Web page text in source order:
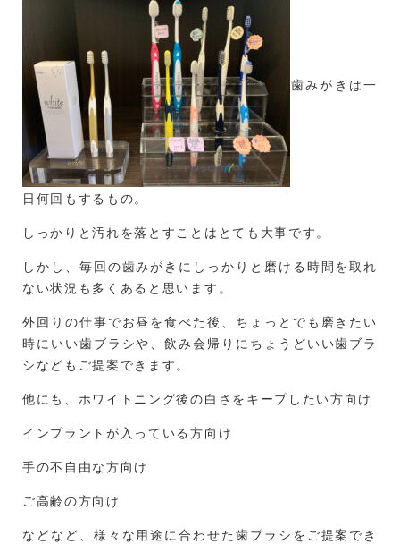
歯みがきは一
日何回もするもの。
しっかりと汚れを落とすことはとても大事です。
しかし、毎回の歯みがきにしっかりと磨ける時間を取れ
ない状況も多くあると思います。
外回りの仕事でお昼を食べた後、ちょっとでも磨きたい
時にいい歯ブラシや、飲み会帰りにちょうどいい歯ブラ
シなどもご提案できます。
他にも、ホワイトニング後の白さをキープしたい方向け
インプラントが入っている方向け
手の不自由な方向け
ご高齢の方向け
などなど、様々な用途に合わせた歯ブラシをご提案でき